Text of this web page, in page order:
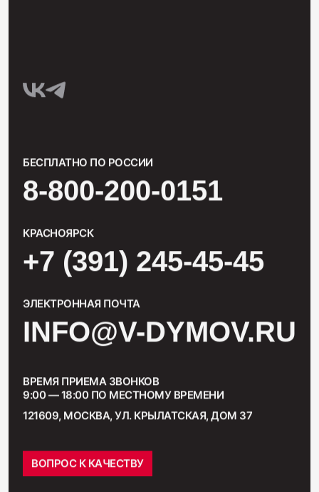
БЕСПЛАТНО ПО РОССИИ
8-800-200-0151
КРАСНОЯРСК
+7 (391) 245-45-45
ЭЛЕКТРОННАЯ ПОЧТА
INFO@V-DYMOV.RU
ВРЕМЯ ПРИЕМА ЗВОНКОВ
9:00 — 18:00 ПО МЕСТНОМУ ВРЕМЕНИ
121609, МОСКВА, УЛ. КРЫЛАТСКАЯ, ДОМ 37
ВОПРОС К КАЧЕСТВУ